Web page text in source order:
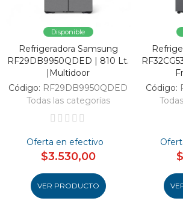
Disponible
Refrigeradora Samsung
RF29DB9950QDED | 810 Lt.
|Multidoor
Código: RF29DB9950QDED
Todas las categorías
Oferta en efectivo
$3.530,00
VER PRODUCTO
Código: